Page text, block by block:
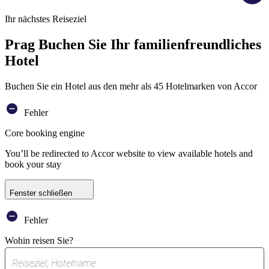
Ihr nächstes Reiseziel
Prag Buchen Sie Ihr familienfreundliches
Hotel
Buchen Sie ein Hotel aus den mehr als 45 Hotelmarken von Accor
Fehler
Core booking engine
You’ll be redirected to Accor website to view available hotels and
book your stay
Fenster schließen
Fehler
Wohin reisen Sie?